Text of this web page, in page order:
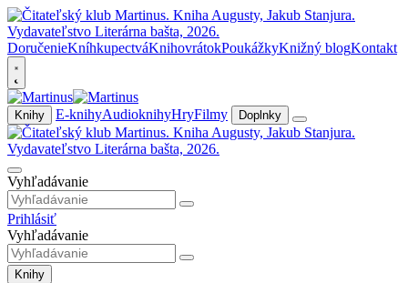
DoručenieKníhkupectváKnihovrátokPoukážkyKnižný blogKontakt
Knihy E-knihyAudioknihyHryFilmy Doplnky
Vyhľadávanie
Prihlásiť
Vyhľadávanie
Knihy